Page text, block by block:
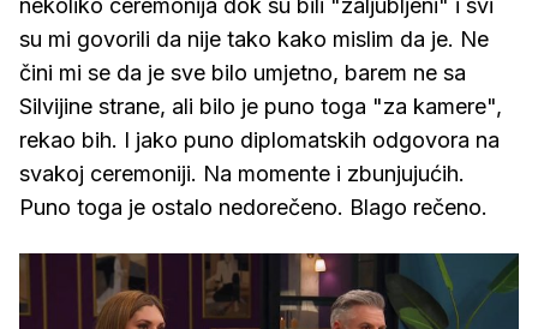
nekoliko ceremonija dok su bili "zaljubljeni" i svi
su mi govorili da nije tako kako mislim da je. Ne
čini mi se da je sve bilo umjetno, barem ne sa
Silvijine strane, ali bilo je puno toga "za kamere",
rekao bih. I jako puno diplomatskih odgovora na
svakoj ceremoniji. Na momente i zbunjujućih.
Puno toga je ostalo nedorečeno. Blago rečeno.